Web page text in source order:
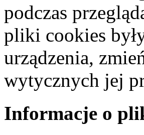
podczas
pliki cookies
urządzenia,
wytycznych jej
Informacje o